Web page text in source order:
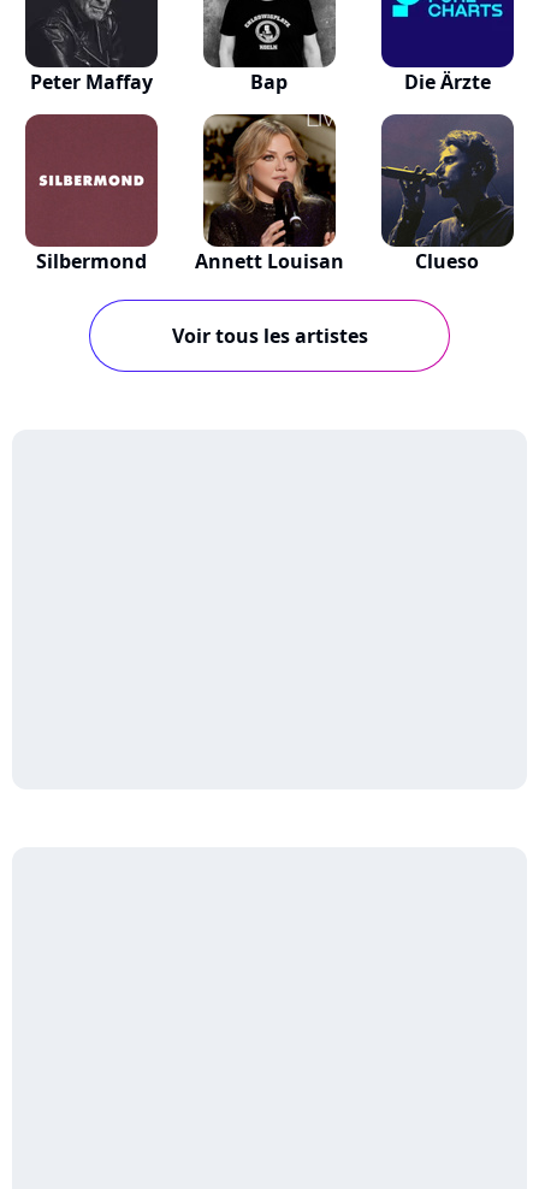
Peter Maffay Bap Die Ärzte
Silbermond Annett Louisan Clueso
Voir tous les artistes